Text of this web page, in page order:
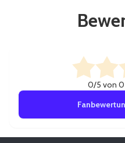
0/5 von 0